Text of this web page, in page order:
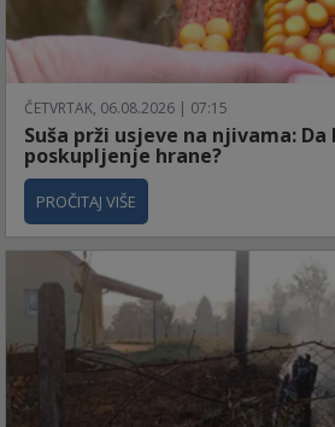
ČETVRTAK, 06.08.2026 | 07:15
Suša prži usjeve na njivama:
poskupljenje hrane?
PROČITAJ VIŠE